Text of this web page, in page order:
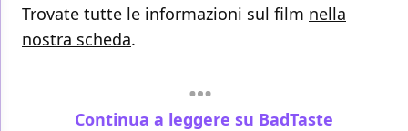
Trovate tutte le informazioni sul film nella
nostra scheda.
Continua a leggere su BadTaste